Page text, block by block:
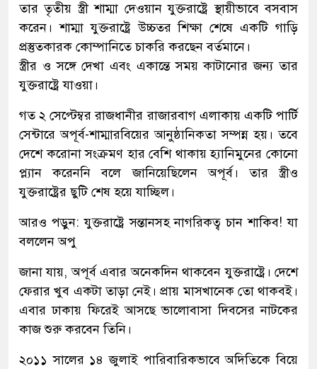
তার তৃতীয় স্ত্রী শাম্মা দেওয়ান যুক্তরাষ্ট্রে স্থায়ীভাবে বসবাস
করেন। শাম্মা যুক্তরাষ্ট্রে উচ্চতর শিক্ষা শেষে একটি গাড়ি
প্রস্তুতকারক কোম্পানিতে চাকরি করছেন বর্তমানে।
স্ত্রীর ও সঙ্গে দেখা এবং একান্তে সময় কাটানোর জন্য তার
যুক্তরাষ্ট্রে যাওয়া।
গত ২ সেপ্টেম্বর রাজধানীর রাজারবাগ এলাকায় একটি পার্টি
সেন্টারে অপূর্ব-শাম্মারবিয়ের আনুষ্ঠানিকতা সম্পন্ন হয়। তবে
দেশে করোনা সংক্রমণ হার বেশি থাকায় হ্যানিমুনের কোনো
প্ল্যান করেননি বলে জানিয়েছিলেন অপূর্ব। তার স্ত্রীও
যুক্তরাষ্ট্রের ছুটি শেষ হয়ে যাচ্ছিল।
আরও পড়ুন: যুক্তরাষ্ট্রে সন্তানসহ নাগরিকত্ব চান শাকিব! যা
বললেন অপু
জানা যায়, অপূর্ব এবার অনেকদিন থাকবেন যুক্তরাষ্ট্রে। দেশে
ফেরার খুব একটা তাড়া নেই। প্রায় মাসখানেক তো থাকবই।
এবার ঢাকায় ফিরেই আসছে ভালোবাসা দিবসের নাটকের
কাজ শুরু করবেন তিনি।
২০১১ সালের ১৪ জুলাই পারিবারিকভাবে অদিতিকে বিয়ে